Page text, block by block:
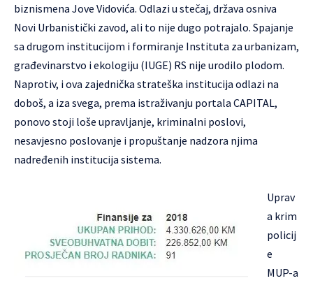
biznismena Jove Vidovića. Odlazi u stečaj, država osniva
Novi Urbanistički zavod, ali to nije dugo potrajalo. Spajanje
sa drugom institucijom i formiranje Instituta za urbanizam,
građevinarstvo i ekologiju (IUGE) RS nije urodilo plodom.
Naprotiv, i ova zajednička strateška institucija odlazi na
doboš, a iza svega, prema istraživanju portala CAPITAL,
ponovo stoji loše upravljanje, kriminalni poslovi,
nesavjesno poslovanje i propuštanje nadzora njima
nadređenih institucija sistema.
Uprav
a krim
policij
e
MUP-a